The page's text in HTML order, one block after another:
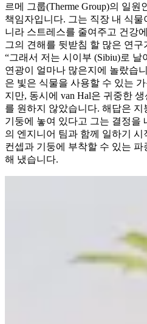
르메 그룹(Therme Group)의 일원
책임자입니다. 그는 직장 내 식
니라 스트레스를 줄여주고 건강
그의 견해를 뒷받침 할 많은 연구
“그래서 저는 시이부 (Sibiu)로
연광이 얼마나 많은지에 놀랐습
은 빛은 식물을 사용할 수 있는
지만, 동시에 van Hal은 귀중한
를 원하지 않았습니다. 해답은
기둥에 놓여 있다고 그는 결정을
의 엔지니어 팀과 함께 일하기
컨셉과 기둥에 부착할 수 있는
해 냈습니다.